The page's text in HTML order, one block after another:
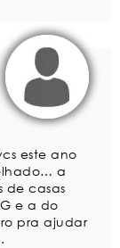
este ano
a
de casas
e a do
pra ajudar